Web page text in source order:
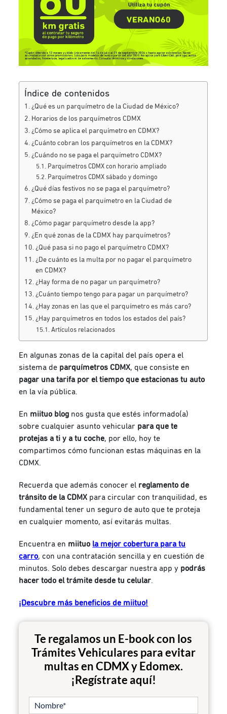
Índice de contenidos
¿Qué es un parquímetro de la Ciudad de México?
Horarios de los parquímetros CDMX
¿Cómo se aplica el parquímetro en CDMX?
¿Cuánto cobran los parquímetros en la CDMX?
¿Cuándo no se paga el parquímetro CDMX?
Parquímetros CDMX con horario ampliado
Parquímetros CDMX sábado y domingo
¿Qué días festivos no se paga el parquímetro?
¿Cómo se paga el parquímetro en la Ciudad de
México?
¿Cómo pagar parquímetro desde la app?
¿En qué zonas de la CDMX hay parquímetros?
¿Qué pasa si no pago el parquímetro CDMX?
¿De cuánto es la multa por no pagar el parquímetro
en CDMX?
¿Hay forma de no pagar un parquímetro?
¿Cuánto tiempo tengo para pagar un parquímetro?
¿Hay zonas en las que el parquímetro es más caro?
¿Hay parquímetros en todos los estados del país?
Artículos relacionados
En algunas zonas de la capital del país opera el
sistema de parquímetros CDMX, que consiste en
pagar una tarifa por el tiempo que estacionas tu auto
en la vía pública.
En miituo blog nos gusta que estés informado(a)
sobre cualquier asunto vehicular para que te
protejas a ti y a tu coche, por ello, hoy te
compartimos cómo funcionan estas máquinas en la
CDMX.
Recuerda que además conocer el reglamento de
tránsito de la CDMX para circular con tranquilidad, es
fundamental tener un seguro de auto que te proteja
en cualquier momento, así evitarás multas.
Encuentra en miituo la mejor cobertura para tu
carro, con una contratación sencilla y en cuestión de
minutos. Solo debes descargar nuestra app y podrás
hacer todo el trámite desde tu celular.
¡Descubre más beneficios de miituo!
Te regalamos un E-book con los
Trámites Vehiculares para evitar
multas en CDMX y Edomex.
¡Regístrate aquí!